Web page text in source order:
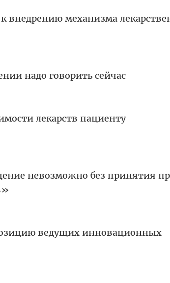
внедрению механизма
надо говорить сейчас
лекарств пациенту
невозможно без принятия
ведущих инновационных